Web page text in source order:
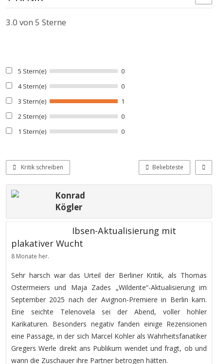
3.0 von 5 Sterne
5 Stern(e)
0
4 Stern(e)
0
3 Stern(e)
1
2 Stern(e)
0
1 Stern(e)
0
Kritik schreiben Beliebteste
Konrad
Kögler
Ibsen-Aktualisierung mit
plakativer Wucht
8 Monate her.
Sehr harsch war das Urteil der Berliner Kritik, als Thomas
Ostermeiers und Maja Zades „Wildente“-Aktualisierung im
September 2025 nach der Avignon-Premiere in Berlin kam.
Eine seichte Telenovela sei der Abend, voller hohler
Karikaturen. Besonders negativ fanden einige Rezensionen
eine Passage, in der sich Marcel Kohler als Wahrheitsfanatiker
Gregers Werle direkt ans Publikum wendet und fragt, ob und
wann die Zuschauer ihre Partner betrogen hätten.